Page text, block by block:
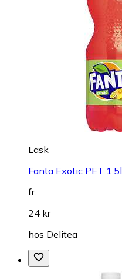
Läsk
Fanta Exotic PET 1,5l
fr.
24 kr
hos Delitea